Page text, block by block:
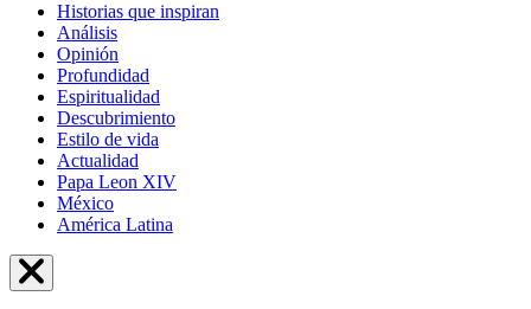
Historias que inspiran
Análisis
Opinión
Profundidad
Espiritualidad
Descubrimiento
Estilo de vida
Actualidad
Papa Leon XIV
México
América Latina